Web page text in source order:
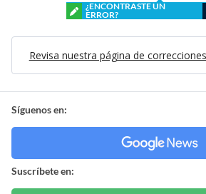
¿ENCONTRASTE UN
ERROR?
Revisa nuestra página de correcciones
Síguenos en:
Suscríbete en: